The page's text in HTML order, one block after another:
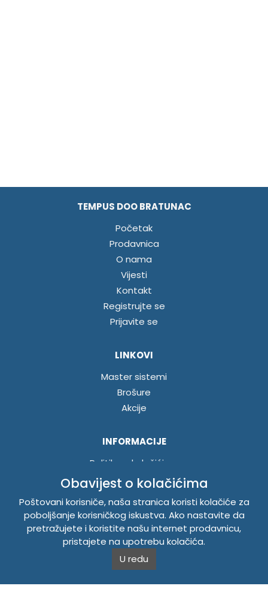
TEMPUS DOO BRATUNAC
Početak
Prodavnica
O nama
Vijesti
Kontakt
Registrujte se
Prijavite se
LINKOVI
Master sistemi
Brošure
Akcije
INFORMACIJE
Politika o kolačićima
Uslovi korištenja
Politika privatnosti
TEMPUS DOO BRATUNAC
Svetog Save bb, 75420 Bratunac, Bosna i Hercegovina
Telefon+38756/260-051
Mobilni+38765/357-215
Obavijest o kolačićima
Poštovani korisniče, naša stranica koristi kolačiće za
poboljšanje korisničkog iskustva. Ako nastavite da
pretražujete i koristite našu internet prodavnicu,
pristajete na upotrebu kolačića.
U redu